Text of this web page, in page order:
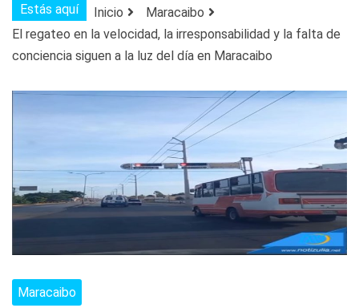
Estás aquí Inicio
Maracaibo
El regateo en la velocidad, la irresponsabilidad y la falta de
conciencia siguen a la luz del día en Maracaibo
Maracaibo